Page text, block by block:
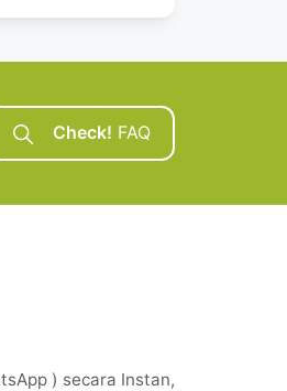
Check! FAQ
) secara Instan,